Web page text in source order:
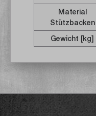
Material
Stützbacken
Gewicht [kg]